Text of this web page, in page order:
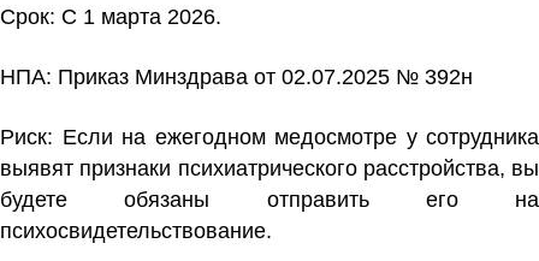
Срок: С 1 марта 2026.
НПА: Приказ Минздрава от 02.07.2025 № 392н
Риск: Если на ежегодном медосмотре у сотрудника
выявят признаки психиатрического расстройства, вы
будете обязаны отправить его на
психосвидетельствование.